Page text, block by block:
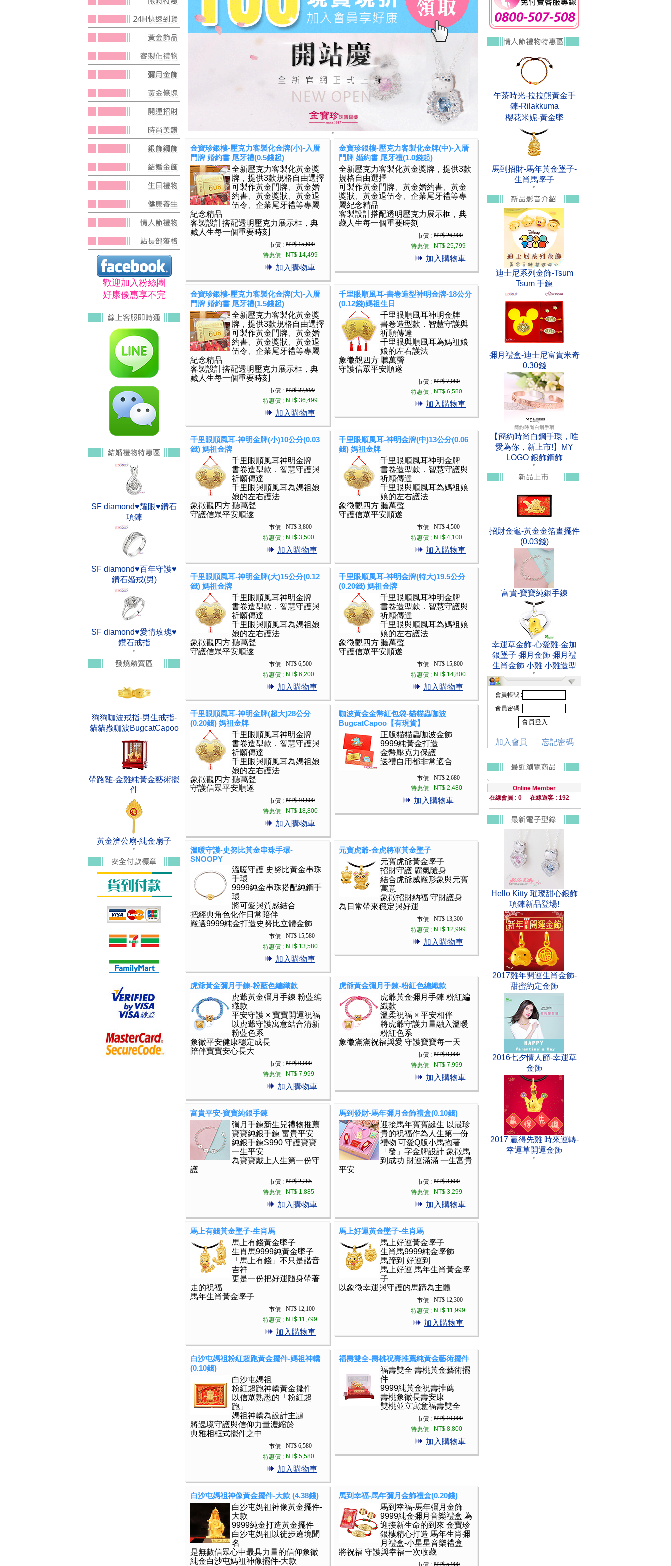
歡迎加入粉絲團
好康優惠享不完
SF diamond♥耀眼♥鑽石
項鍊
SF diamond♥百年守護♥
鑽石婚戒(男)
SF diamond♥愛情玫瑰♥
鑽石戒指
狗狗咖波戒指-男生戒指-
貓貓蟲咖波BugcatCapoo
帶路雞-金雞純黃金藝術擺
件
黃金濟公扇-純金扇子
金寶珍銀樓-壓克力客製化金牌(小)-入厝
門牌 婚約書 尾牙禮(0.5錢起)
全新壓克力客製化黃金獎
牌，提供3款規格自由選擇
可製作黃金門牌、黃金婚
約書、黃金獎狀、黃金退
伍令、企業尾牙禮等專屬
紀念精品
客製設計搭配透明壓克力展示框，典
藏人生每一個重要時刻
市價 : NT$ 15,600
特惠價 : NT$ 14,499
加入購物車
金寶珍銀樓-壓克力客製化金牌(中)-入厝
門牌 婚約書 尾牙禮(1.0錢起)
全新壓克力客製化黃金獎牌，提供3款
規格自由選擇
可製作黃金門牌、黃金婚約書、黃金
獎狀、黃金退伍令、企業尾牙禮等專
屬紀念精品
客製設計搭配透明壓克力展示框，典
藏人生每一個重要時刻
市價 : NT$ 26,900
特惠價 : NT$ 25,799
加入購物車
金寶珍銀樓-壓克力客製化金牌(大)-入厝
門牌 婚約書 尾牙禮(1.5錢起)
全新壓克力客製化黃金獎
牌，提供3款規格自由選擇
可製作黃金門牌、黃金婚
約書、黃金獎狀、黃金退
伍令、企業尾牙禮等專屬
紀念精品
客製設計搭配透明壓克力展示框，典
藏人生每一個重要時刻
市價 : NT$ 37,600
特惠價 : NT$ 36,499
加入購物車
千里眼順風耳-書卷造型神明金牌-18公分
(0.12錢)媽祖生日
千里眼順風耳神明金牌
書卷造型款．智慧守護與
祈願傳達
千里眼與順風耳為媽祖娘
娘的左右護法
象徵觀四方 聽萬聲
守護信眾平安順遂
市價 : NT$ 7,080
特惠價 : NT$ 6,580
加入購物車
千里眼順風耳-神明金牌(小)10公分(0.03
錢) 媽祖金牌
千里眼順風耳神明金牌
書卷造型款．智慧守護與
祈願傳達
千里眼與順風耳為媽祖娘
娘的左右護法
象徵觀四方 聽萬聲
守護信眾平安順遂
市價 : NT$ 3,800
特惠價 : NT$ 3,500
加入購物車
千里眼順風耳-神明金牌(中)13公分(0.06
錢) 媽祖金牌
千里眼順風耳神明金牌
書卷造型款．智慧守護與
祈願傳達
千里眼與順風耳為媽祖娘
娘的左右護法
象徵觀四方 聽萬聲
守護信眾平安順遂
市價 : NT$ 4,500
特惠價 : NT$ 4,100
加入購物車
千里眼順風耳-神明金牌(大)15公分(0.12
錢) 媽祖金牌
千里眼順風耳神明金牌
書卷造型款．智慧守護與
祈願傳達
千里眼與順風耳為媽祖娘
娘的左右護法
象徵觀四方 聽萬聲
守護信眾平安順遂
市價 : NT$ 6,500
特惠價 : NT$ 6,200
加入購物車
千里眼順風耳-神明金牌(特大)19.5公分
(0.20錢) 媽祖金牌
千里眼順風耳神明金牌
書卷造型款．智慧守護與
祈願傳達
千里眼與順風耳為媽祖娘
娘的左右護法
象徵觀四方 聽萬聲
守護信眾平安順遂
市價 : NT$ 15,800
特惠價 : NT$ 14,800
加入購物車
千里眼順風耳-神明金牌(超大)28公分
(0.20錢) 媽祖金牌
千里眼順風耳神明金牌
書卷造型款．智慧守護與
祈願傳達
千里眼與順風耳為媽祖娘
娘的左右護法
象徵觀四方 聽萬聲
守護信眾平安順遂
市價 : NT$ 19,800
特惠價 : NT$ 18,800
加入購物車
咖波黃金金幣紅包袋-貓貓蟲咖波
BugcatCapoo【有現貨】
正版貓貓蟲咖波金飾
9999純黃金打造
金幣壓克力保護
送禮自用都非常適合
市價 : NT$ 2,680
特惠價 : NT$ 2,480
加入購物車
溫暖守護-史努比黃金串珠手環-
SNOOPY
溫暖守護 史努比黃金串珠
手環
9999純金串珠搭配純鋼手
環
將可愛與質感結合
把經典角色化作日常陪伴
嚴選9999純金打造史努比立體金飾
市價 : NT$ 15,580
特惠價 : NT$ 13,580
加入購物車
元寶虎爺-金虎將軍黃金墜子
元寶虎爺黃金墜子
招財守護 霸氣隨身
結合虎爺威嚴形象與元寶
寓意
象徵招財納福 守財護身
為日常帶來穩定與好運
市價 : NT$ 13,300
特惠價 : NT$ 12,999
加入購物車
虎爺黃金彌月手鍊-粉藍色編織款
虎爺黃金彌月手鍊 粉藍編
織款
平安守護 × 寶寶開運祝福
以虎爺守護寓意結合清新
粉藍色系
象徵平安健康穩定成長
陪伴寶寶安心長大
市價 : NT$ 9,000
特惠價 : NT$ 7,999
加入購物車
虎爺黃金彌月手鍊-粉紅色編織款
虎爺黃金彌月手鍊 粉紅編
織款
溫柔祝福 × 平安相伴
將虎爺守護力量融入溫暖
粉紅色系
象徵滿滿祝福與愛 守護寶寶每一天
市價 : NT$ 9,000
特惠價 : NT$ 7,999
加入購物車
富貴平安-寶寶純銀手鍊
彌月手鍊新生兒禮物推薦
寶寶純銀手鍊 富貴平安
純銀手鍊S990 守護寶寶
一生平安
為寶寶戴上人生第一份守
護
市價 : NT$ 2,285
特惠價 : NT$ 1,885
加入購物車
馬到發財-馬年彌月金飾禮盒(0.10錢)
迎接馬年寶寶誕生 以最珍
貴的祝福作為人生第一份
禮物 可愛Q版小馬抱著
「發」字金牌設計 象徵馬
到成功 財運滿滿 一生富貴
平安
市價 : NT$ 3,600
特惠價 : NT$ 3,299
加入購物車
馬上有錢黃金墜子-生肖馬
馬上有錢黃金墜子
生肖馬9999純黃金墜子
「馬上有錢」不只是諧音
吉祥
更是一份把好運隨身帶著
走的祝福
馬年生肖黃金墜子
市價 : NT$ 12,100
特惠價 : NT$ 11,799
加入購物車
馬上好運黃金墜子-生肖馬
馬上好運黃金墜子
生肖馬9999純金墜飾
馬蹄到 好運到
馬上好運 馬年生肖黃金墜
子
以象徵幸運與守護的馬蹄為主體
市價 : NT$ 12,300
特惠價 : NT$ 11,999
加入購物車
白沙屯媽祖粉紅超跑黃金擺件-媽祖神轎
(0.10錢)
白沙屯媽祖
粉紅超跑神轎黃金擺件
以信眾熟悉的「粉紅超
跑」
媽祖神轎為設計主題
將遶境守護與信仰力量濃縮於
典雅相框式擺件之中
市價 : NT$ 6,580
特惠價 : NT$ 5,580
加入購物車
福壽雙全-壽桃祝壽推薦純黃金藝術擺件
福壽雙全 壽桃黃金藝術擺
件
9999純黃金祝壽推薦
壽桃象徵長壽安康
雙桃並立寓意福壽雙全
市價 : NT$ 10,000
特惠價 : NT$ 8,800
加入購物車
白沙屯媽祖神像黃金擺件-大款 (4.38錢)
白沙屯媽祖神像黃金擺件-
大款
9999純金打造黃金擺件
白沙屯媽祖以徒步遶境聞
名
是無數信眾心中最具力量的信仰象徵
純金白沙屯媽祖神像擺件-大款
馬到幸福-馬年彌月金飾禮盒(0.20錢)
馬到幸福-馬年彌月金飾
9999純金彌月音樂禮盒 為
迎接新生命的到來 金寶珍
銀樓精心打造 馬年生肖彌
月禮盒-小星星音樂禮盒
將祝福 守護與幸福一次收藏
市價 : NT$ 5,900
午茶時光-拉拉熊黃金手
鍊-Rilakkuma
櫻花米妮-黃金墜
馬到招財-馬年黃金墜子-
生肖馬墜子
迪士尼系列金飾-Tsum
Tsum 手鍊
彌月禮盒-迪士尼富貴米奇
0.30錢
【簡約時尚白鋼手環，唯
愛為你，新上市!】MY
LOGO 銀飾鋼飾
招財金龜-黃金金箔畫擺件
(0.03錢)
富貴-寶寶純銀手鍊
幸運草金飾-心愛雞-金加
銀墜子 彌月金飾 彌月禮
生肖金飾 小雞 小雞造型
會員帳號 :
會員密碼 :
加入會員 忘記密碼
Online Member
在線會員 : 0
在線遊客 : 192
Hello Kitty 璀璨甜心銀飾
項鍊新品登場!
2017雞年開運生肖金飾-
甜蜜約定金飾
2016七夕情人節-幸運草
金飾
2017 贏得先雞 時來運轉-
幸運草開運金飾